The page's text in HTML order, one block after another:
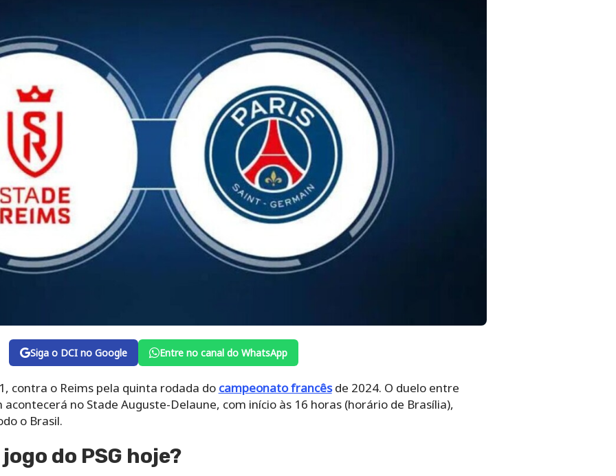
Siga o DCI no Google Entre no canal do WhatsApp
contra o Reims pela quinta rodada do campeonato francêsde 2024. O duelo entre
acontecerá no Stade Auguste-Delaune, com início às 16 horas (horário de Brasília),
o Brasil.
do PSG hoje?